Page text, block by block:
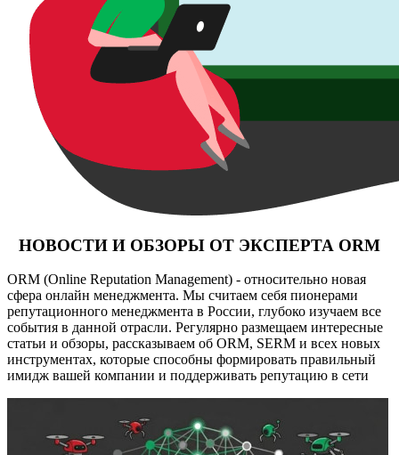
НОВОСТИ И ОБЗОРЫ ОТ ЭКСПЕРТА ORM
ORM (Online Reputation Management) - относительно новая
сфера онлайн менеджмента. Мы считаем себя пионерами
репутационного менеджмента в России, глубоко изучаем все
события в данной отрасли. Регулярно размещаем интересные
статьи и обзоры, рассказываем об ORM, SERM и всех новых
инструментах, которые способны формировать правильный
имидж вашей компании и поддерживать репутацию в сети